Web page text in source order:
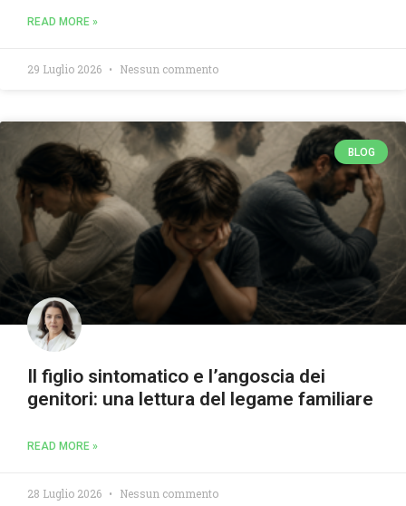
READ MORE »
29 Luglio 2026 Nessun commento
BLOG
Il figlio sintomatico e l’angoscia dei
genitori: una lettura del legame familiare
READ MORE »
28 Luglio 2026 Nessun commento